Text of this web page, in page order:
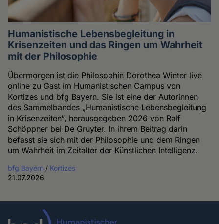
Humanistische Lebensbegleitung in
Krisenzeiten und das Ringen um Wahrheit
mit der Philosophie
Übermorgen ist die Philosophin Dorothea Winter live
online zu Gast im Humanistischen Campus von
Kortizes und bfg Bayern. Sie ist eine der Autorinnen
des Sammelbandes „Humanistische Lebensbegleitung
in Krisenzeiten“, herausgegeben 2026 von Ralf
Schöppner bei De Gruyter. In ihrem Beitrag darin
befasst sie sich mit der Philosophie und dem Ringen
um Wahrheit im Zeitalter der Künstlichen Intelligenz.
bfg Bayern / Kortizes
21.07.2026